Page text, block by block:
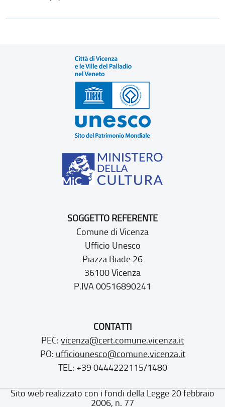
SOGGETTO REFERENTE
Comune di Vicenza
Ufficio Unesco
Piazza Biade 26
36100 Vicenza
P.IVA 00516890241
CONTATTI
PEC: vicenza@cert.comune.vicenza.it
PO: ufficiounesco@comune.vicenza.it
TEL: +39 0444222115/1480
Sito web realizzato con i fondi della Legge 20 febbraio
2006, n. 77